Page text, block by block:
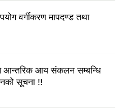
वर्गीकरण मापदण्ड तथा
आन्तरिक आय संकलन सम्बन्धि
सूचना !!